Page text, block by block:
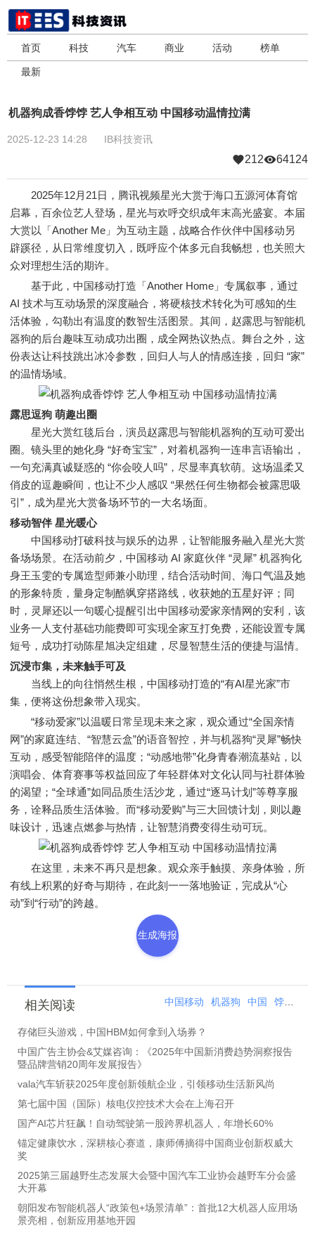
首页 科技 汽车 商业 活动 榜单
最新
机器狗成香饽饽 艺人争相互动 中国移动温情拉满
2025-12-23 14:28 IB科技资讯
212 64124
2025年12月21日，腾讯视频星光大赏于海口五源河体育馆
启幕，百余位艺人登场，星光与欢呼交织成年末高光盛宴。本届
大赏以「Another Me」为互动主题，战略合作伙伴中国移动另
辟蹊径，从日常维度切入，既呼应个体多元自我畅想，也关照大
众对理想生活的期许。
基于此，中国移动打造「Another Home」专属叙事，通过
AI 技术与互动场景的深度融合，将硬核技术转化为可感知的生
活体验，勾勒出有温度的数智生活图景。其间，赵露思与智能机
器狗的后台趣味互动成功出圈，成全网热议热点。舞台之外，这
份表达让科技跳出冰冷参数，回归人与人的情感连接，回归 “家”
的温情场域。
露思逗狗 萌趣出圈
星光大赏红毯后台，演员赵露思与智能机器狗的互动可爱出
圈。镜头里的她化身 “好奇宝宝”，对着机器狗一连串言语输出，
一句充满真诚疑惑的 “你会咬人吗”，尽显率真软萌。这场温柔又
俏皮的逗趣瞬间，也让不少人感叹 “果然任何生物都会被露思吸
引”，成为星光大赏备场环节的一大名场面。
移动智伴 星光暖心
中国移动打破科技与娱乐的边界，让智能服务融入星光大赏
备场场景。在活动前夕，中国移动 AI 家庭伙伴 “灵犀” 机器狗化
身王玉雯的专属造型师兼小助理，结合活动时间、海口气温及她
的形象特质，量身定制酷飒穿搭路线，收获她的五星好评；同
时，灵犀还以一句暖心提醒引出中国移动爱家亲情网的安利，该
业务一人支付基础功能费即可实现全家互打免费，还能设置专属
短号，成功打动陈星旭决定组建，尽显智慧生活的便捷与温情。
沉浸市集，未来触手可及
当线上的向往悄然生根，中国移动打造的“有AI星光家”市
集，便将这份想象带入现实。
“移动爱家”以温暖日常呈现未来之家，观众通过“全国亲情
网”的家庭连结、“智慧云盒”的语音智控，并与机器狗“灵犀”畅快
互动，感受智能陪伴的温度；“动感地带”化身青春潮流基站，以
演唱会、体育赛事等权益回应了年轻群体对文化认同与社群体验
的渴望；“全球通”如同品质生活沙龙，通过“逐马计划”等尊享服
务，诠释品质生活体验。而“移动爱购”与三大回馈计划，则以趣
味设计，迅速点燃参与热情，让智慧消费变得生动可玩。
在这里，未来不再只是想象。观众亲手触摸、亲身体验，所
有线上积累的好奇与期待，在此刻一一落地验证，完成从“心
动”到“行动”的跨越。
生成海报
相关阅读 中国移动 机器狗 中国 饽饽
存储巨头游戏，中国HBM如何拿到入场券？
中国广告主协会&艾媒咨询：《2025年中国新消费趋势洞察报告
暨品牌营销20周年发展报告》
vala汽车斩获2025年度创新领航企业，引领移动生活新风尚
第七届中国（国际）核电仪控技术大会在上海召开
国产AI芯片狂飙！自动驾驶第一股跨界机器人，年增长60%
锚定健康饮水，深耕核心赛道，康师傅摘得中国商业创新权威大
奖
2025第三届越野生态发展大会暨中国汽车工业协会越野车分会盛
大开幕
朝阳发布智能机器人“政策包+场景清单”：首批12大机器人应用场
景亮相，创新应用基地开园